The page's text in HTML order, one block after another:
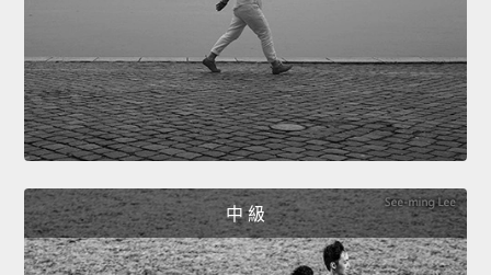
中 級